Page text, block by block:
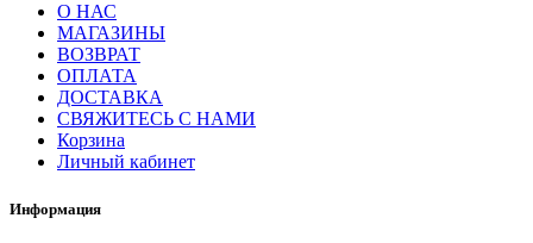
О НАС
МАГАЗИНЫ
ВОЗВРАТ
ОПЛАТА
ДОСТАВКА
СВЯЖИТЕСЬ С НАМИ
Корзина
Личный кабинет
Информация